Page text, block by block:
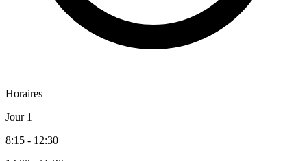
Horaires
Jour 1
8:15 - 12:30